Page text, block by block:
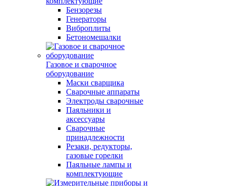
Бензорезы
Генераторы
Виброплиты
Бетономешалки
Газовое и сварочное
оборудование
Маски сварщика
Сварочные аппараты
Электроды сварочные
Паяльники и
аксессуары
Сварочные
принадлежности
Резаки, редукторы,
газовые горелки
Паяльные лампы и
комплектующие